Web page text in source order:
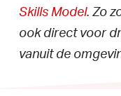
Skills Model. Zo
ook direct voor
vanuit de